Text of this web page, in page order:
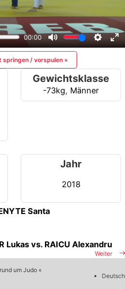
springen / vorspulen »
Gewichtsklasse
-73kg, Männer
Jahr
2018
Santa
Weiter
Lukas vs. RAICU Alexandru
um Judo «
Deutsch